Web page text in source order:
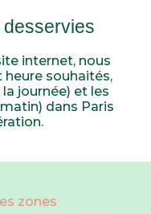
internet, nous
heure souhaités,
journée) et les
dans Paris
zones